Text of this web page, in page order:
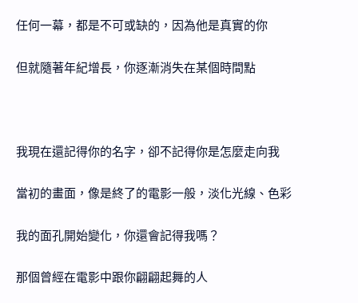
任何一幕，都是不可或缺的，因為他是真實的你
但就隨著年紀增長，你逐漸消失在某個時間點
我現在還記得你的名字，卻不記得你是怎麼走向我
當初的畫面，像是終了的電影一般，淡化光線、色彩
我的面孔開始變化，你還會記得我嗎？
那個曾經在電影中跟你翩翩起舞的人